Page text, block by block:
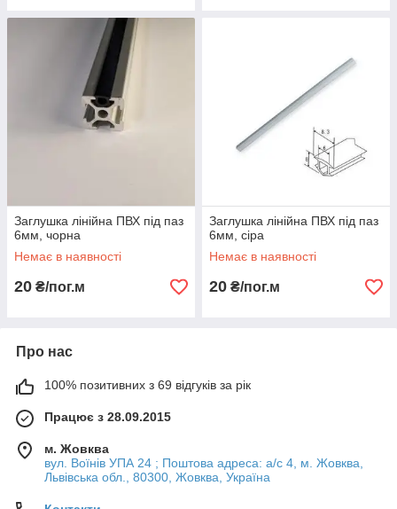
Заглушка лінійна ПВХ під паз
6мм, чорна
Немає в наявності
20 ₴/пог.м
Заглушка лінійна ПВХ під паз
6мм, сіра
Немає в наявності
20 ₴/пог.м
Про нас
100% позитивних з 69 відгуків за рік
Працює з 28.09.2015
м. Жовква
вул. Воїнів УПА 24 ; Поштова адреса: а/с 4, м. Жовква,
Львівська обл., 80300, Жовква, Україна